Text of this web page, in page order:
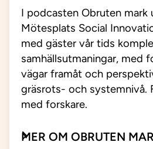
I podcasten Obruten mark
Mötesplats Social
med gäster vår tids
samhällsutmaningar, med
vägar framåt och
gräsrots- och systemnivå.
med forskare.
MER OM OBRUTEN